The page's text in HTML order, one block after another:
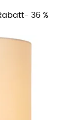
- 36 %